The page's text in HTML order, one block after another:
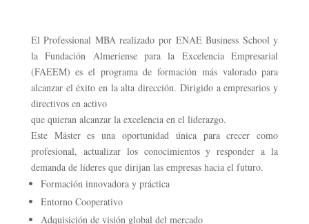
El Professional MBA realizado por ENAE Business School y
la Fundación Almeriense para la Excelencia Empresarial
(FAEEM) es el programa de formación más valorado para
alcanzar el éxito en la alta dirección. Dirigido a empresarios y
directivos en activo
que quieran alcanzar la excelencia en el liderazgo.
Este Máster es una oportunidad única para crecer como
profesional, actualizar los conocimientos y responder a la
demanda de líderes que dirijan las empresas hacia el futuro.
Formación innovadora y práctica
Entorno Cooperativo
Adquisición de visión global del mercado